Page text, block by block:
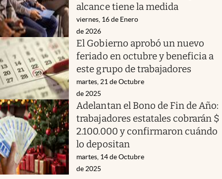
alcance tiene la medida
viernes, 16 de Enero
de 2026
El Gobierno aprobó un nuevo
feriado en octubre y beneficia a
este grupo de trabajadores
martes, 21 de Octubre
de 2025
Adelantan el Bono de Fin de Año:
trabajadores estatales cobrarán $
2.100.000 y confirmaron cuándo
lo depositan
martes, 14 de Octubre
de 2025